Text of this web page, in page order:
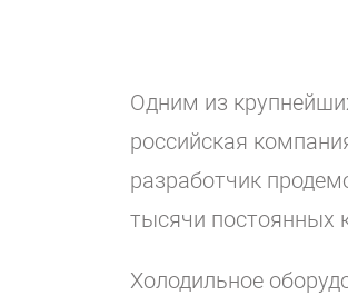
Одним из
российская
разработчик
тысячи постоянных
Холодильное